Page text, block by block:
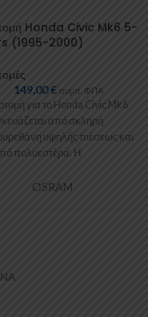
Honda Civic Mk6 5-
(1995-2000)
149,00€ συμπ. ΦΠΑ
για το Honda Civic Mk6
από σκληρή
υψηλής πιέσεως και
πολυεστέρα. Η
είναι
OSRAM